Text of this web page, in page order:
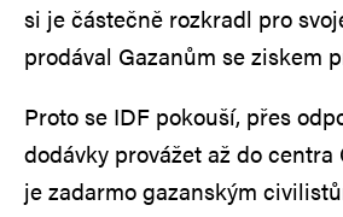
si je částečně rozkradl pro
prodával Gazanům se ziskem
Proto se IDF pokouší, přes
dodávky provážet až do centra
je zadarmo gazanským